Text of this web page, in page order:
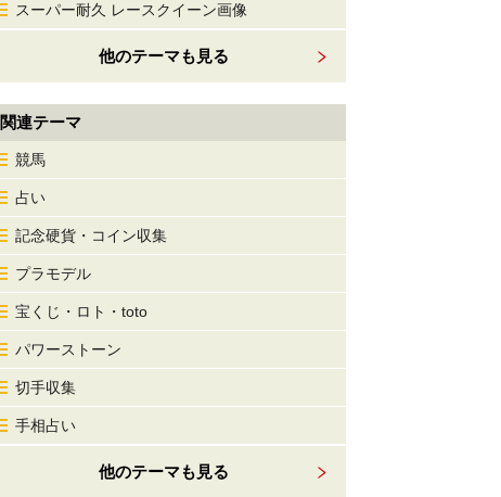
スーパー耐久 レースクイーン画像
他のテーマも見る
関連テーマ
競馬
占い
記念硬貨・コイン収集
プラモデル
宝くじ・ロト・toto
パワーストーン
切手収集
手相占い
他のテーマも見る